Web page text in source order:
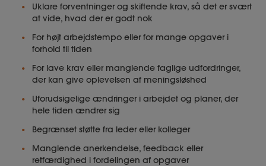
Uklare forventninger og skiftende krav, så det er svært
at vide, hvad der er godt nok
For højt arbejdstempo eller for mange opgaver i
forhold til tiden
For lave krav eller manglende faglige udfordringer,
der kan give oplevelsen af meningsløshed
Uforudsigelige ændringer i arbejdet og planer, der
hele tiden ændrer sig
Begrænset støtte fra leder eller kolleger
Manglende anerkendelse, feedback eller
retfærdighed i fordelingen af opgaver